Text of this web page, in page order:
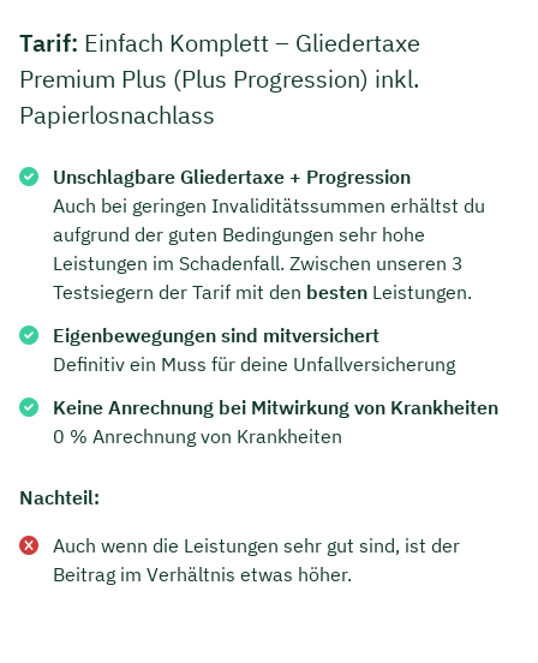
Tarif: Einfach Komplett – Gliedertaxe
Premium Plus (Plus Progression) inkl.
Papierlosnachlass
Unschlagbare Gliedertaxe + Progression
Auch bei geringen Invaliditätssummen erhältst du
aufgrund der guten Bedingungen sehr hohe
Leistungen im Schadenfall. Zwischen unseren 3
Testsiegern der Tarif mit den besten Leistungen.
Eigenbewegungen sind mitversichert
Definitiv ein Muss für deine Unfallversicherung
Keine Anrechnung bei Mitwirkung von Krankheiten
0 % Anrechnung von Krankheiten
Nachteil:
Auch wenn die Leistungen sehr gut sind, ist der
Beitrag im Verhältnis etwas höher.